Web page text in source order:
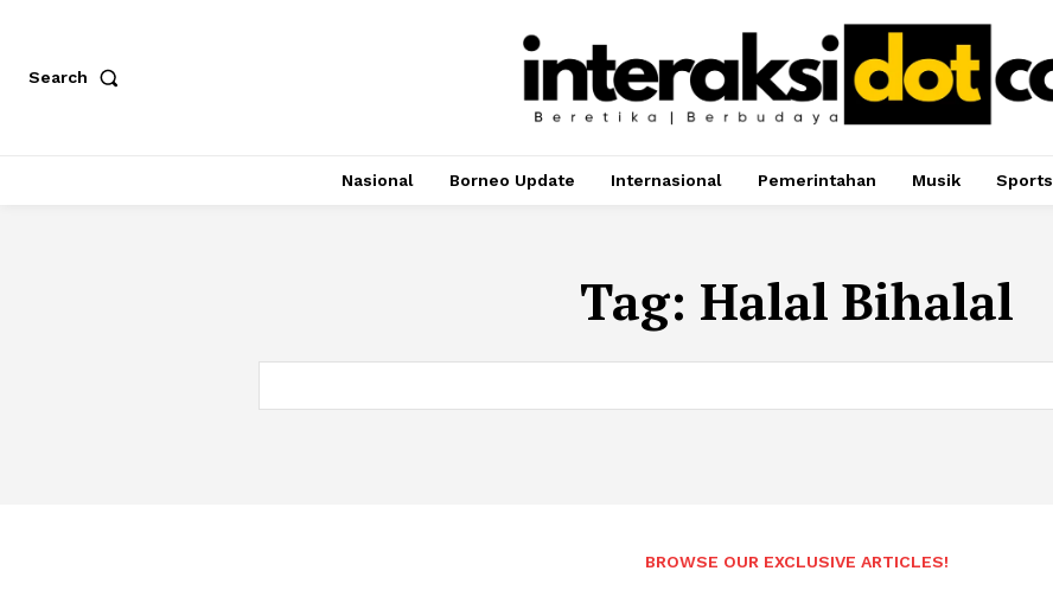
Search
Nasional Borneo Update Internasional Pemerintahan Musik Sports
Tag: Halal Bihalal
BROWSE OUR EXCLUSIVE ARTICLES!